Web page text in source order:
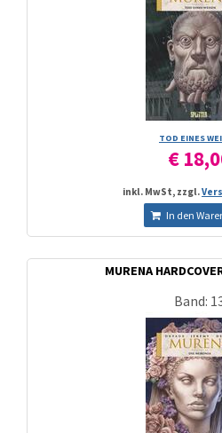
TOD EINES
€
inkl. MwSt, zzgl.
In den
MURENA
Band: